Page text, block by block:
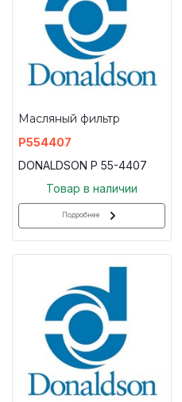
Масляный фильтр
P554407
DONALDSON P 55-4407
Товар в наличии
Подробнее